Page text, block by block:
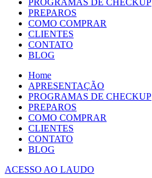
PREPAROS
COMO COMPRAR
CLIENTES
CONTATO
BLOG
Home
APRESENTAÇÃO
PROGRAMAS DE CHECKUP
PREPAROS
COMO COMPRAR
CLIENTES
CONTATO
BLOG
ACESSO AO LAUDO